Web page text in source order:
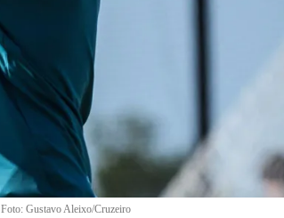
Foto: Gustavo Aleixo/Cruzeiro